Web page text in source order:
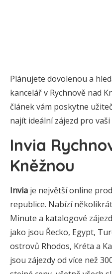
Plánujete dovolenou a
kancelář v Rychnově nad
článek vám poskytne
najít ideální zájezd pro
Invia
Kněžnou
Invia je největší online
republice. Nabízí
Minute a katalogové
jako jsou Řecko, Egypt,
ostrovů Rhodos, Kréta a
jsou zájezdy od více než